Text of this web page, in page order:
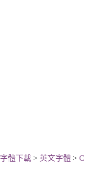
字體下載 > 英文字體 > C